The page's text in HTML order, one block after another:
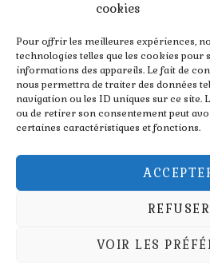
cookies
Pour offrir les meilleures expériences,
technologies telles que les cookies pour
informations des appareils. Le fait de
nous permettra de traiter des données
navigation ou les ID uniques sur ce site.
ou de retirer son consentement peut
certaines caractéristiques et fonctions.
REFUSER
VOIR LES
Horaires
Ouvert tous les jours :
12h – 14h30
Copyright © 2025 Mumbai